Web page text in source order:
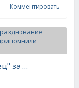
Комментировать
Ян Яновский осудил "Антиглянец" за празднование юбилея в "сложное время". Ему в ответ припомнили вечеринки с Викторией Шеляговой